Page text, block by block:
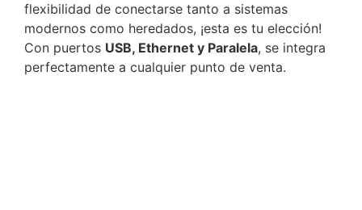
flexibilidad de conectarse tanto a sistemas
modernos como heredados, ¡esta es tu elección!
Con puertos USB, Ethernet y Paralela, se integra
perfectamente a cualquier punto de venta.